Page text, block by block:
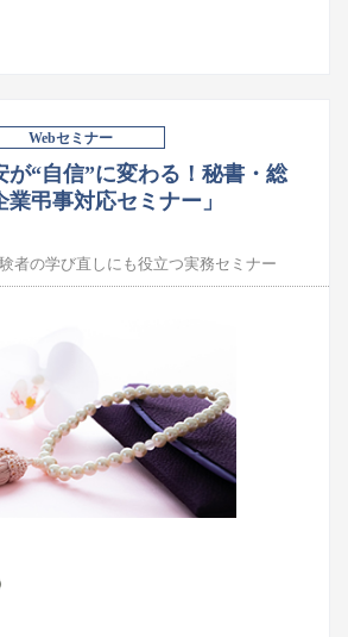
Webセミナー
が“自信”に変わる！秘書・総
弔事対応セミナー」
者の学び直しにも役立つ実務セミナー